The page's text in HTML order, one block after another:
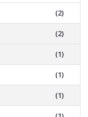
(2)
(2)
(1)
(1)
(1)